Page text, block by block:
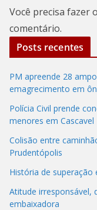
Você precisa fazer o
comentário.
Posts recentes
PM apreende 28
emagrecimento em
Polícia Civil prende
menores em Cascavel
Colisão entre
Prudentópolis
História de superação
Atitude irresponsável,
embaixadora